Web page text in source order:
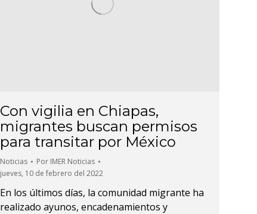
Con vigilia en Chiapas,
migrantes buscan permisos
para transitar por México
Noticias Por IMER Noticias
jueves, 10 de febrero del 2022
En los últimos días, la comunidad migrante ha
realizado ayunos, encadenamientos y